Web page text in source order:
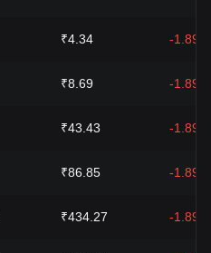
₹4.34 -1.89%
₹8.69 -1.89%
₹43.43 -1.89%
₹86.85 -1.89%
₹434.27 -1.89%